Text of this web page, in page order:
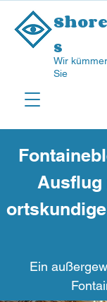
s
Wir
Sie
Ausflug
Ein